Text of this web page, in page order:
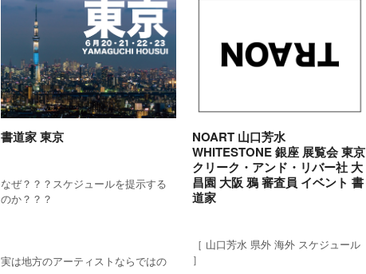
書道家 東京
なぜ？？？スケジュールを提示する
のか？？？
実は地方のアーティストならではの
NOART 山口芳水
WHITESTONE 銀座 展覧会 東京
クリーク・アンド・リバー社 大
昌園 大阪 鴉 審査員 イベント 書
道家
［ 山口芳水 県外 海外 スケジュール
］